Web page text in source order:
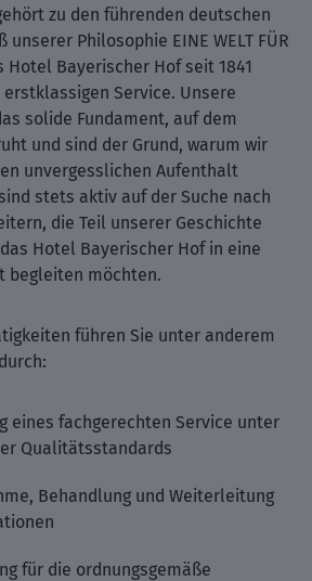
zu den führenden deutschen
unserer Philosophie EINE WELT FÜR
Hotel Bayerischer Hof seit 1841
Service. Unsere
solide Fundament, auf dem
und sind der Grund, warum wir
unvergesslichen Aufenthalt
stets aktiv auf der Suche nach
die Teil unserer Geschichte
Hotel Bayerischer Hof in eine
begleiten möchten.
führen Sie unter anderem
eines fachgerechten Service unter
Qualitätsstandards
Behandlung und Weiterleitung
für die ordnungsgemäße